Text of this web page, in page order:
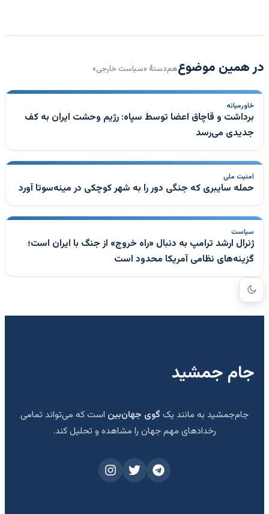
در همین موضوعهم‌دستهٔ «سیاست خارجی»
خاورمیانه
برداشت و قاچاق اعضا توسط سپاه: رژیم وحشت ایران به کف
جدیدی می‌رسد
امنیت ملی
حمله سایبری که جنگی دور را به شهر کوچکی در مینه‌سوتا آورد
سیاست
ژنرال ارشد ترامپ به دنبال «راه خروج» از جنگ با ایران است؛
گزینه‌های نظامی آمریکا محدود است
جام جمشید
جام‌جمشید به مانند یک گوی جهان‌بین است که می‌تواند تمامی
رخدادهای مهم جهان را مشاهده و تحلیل کند.